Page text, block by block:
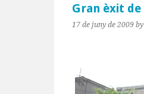
Gran èxit
17 de juny de 2009